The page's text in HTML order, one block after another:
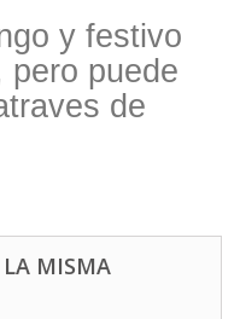
y festivo
pero puede
de
LA MISMA